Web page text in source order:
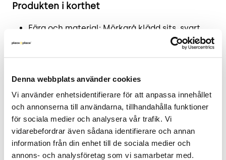
Denna webbplats använder cookies
Vi använder enhetsidentifierare för att anpassa innehållet
och annonserna till användarna, tillhandahålla funktioner
för sociala medier och analysera vår trafik. Vi
vidarebefordrar även sådana identifierare och annan
information från din enhet till de sociala medier och
annons- och analysföretag som vi samarbetar med.
Produkten i korthet
Färg och material: Mörkgrå klädd sits, svart
metallunderrede.
Skick: 4/5
2 års garanti.
Mer om Leia
Konferensstolen Leia från Kinnarps kombinerar
funktionalitet med design för moderna